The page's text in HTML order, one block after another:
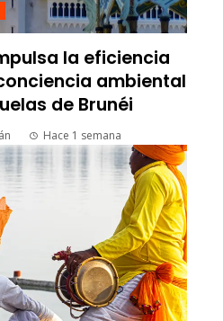
la eficiencia
ambiental
de Brunéi
Hace 1 semana